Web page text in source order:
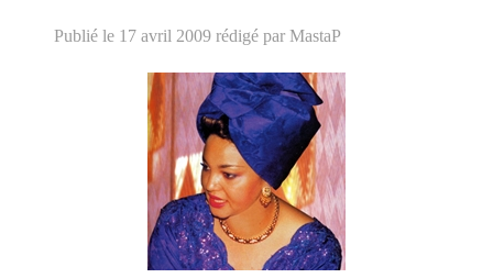
Publié le 17 avril 2009 rédigé par MastaP